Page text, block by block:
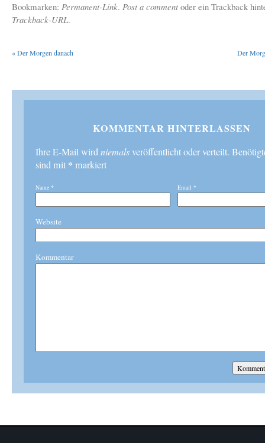
Bookmarken: Permanent-Link. Post a comment oder ein Trackback
Trackback-URL.
«Der Morgen danach Der
KOMMENTAR HINTERLASSEN
Ihre E-Mail wirdniemalsveröffentlicht oder verteilt.
sind mit * markiert
Name * Email *
Website
Kommentar